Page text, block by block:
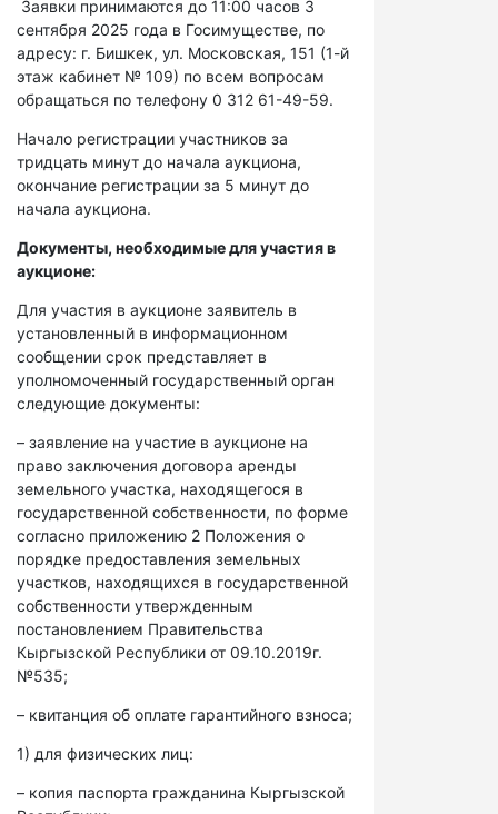
Заявки принимаются до 11:00 часов 3
сентября 2025 года в Госимуществе, по
адресу: г. Бишкек, ул. Московская, 151 (1-й
этаж кабинет № 109) по всем вопросам
обращаться по телефону 0 312 61-49-59.
Начало регистрации участников за
тридцать минут до начала аукциона,
окончание регистрации за 5 минут до
начала аукциона.
Документы, необходимые для участия в
аукционе:
Для участия в аукционе заявитель в
установленный в информационном
сообщении срок представляет в
уполномоченный государственный орган
следующие документы:
– заявление на участие в аукционе на
право заключения договора аренды
земельного участка, находящегося в
государственной собственности, по форме
согласно приложению 2 Положения о
порядке предоставления земельных
участков, находящихся в государственной
собственности утвержденным
постановлением Правительства
Кыргызской Республики от 09.10.2019г.
№535;
– квитанция об оплате гарантийного взноса;
1) для физических лиц:
– копия паспорта гражданина Кыргызской